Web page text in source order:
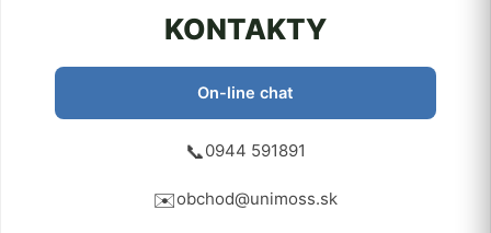
KONTAKTY
On-line chat
📞0944 591891
✉️obchod@unimoss.sk